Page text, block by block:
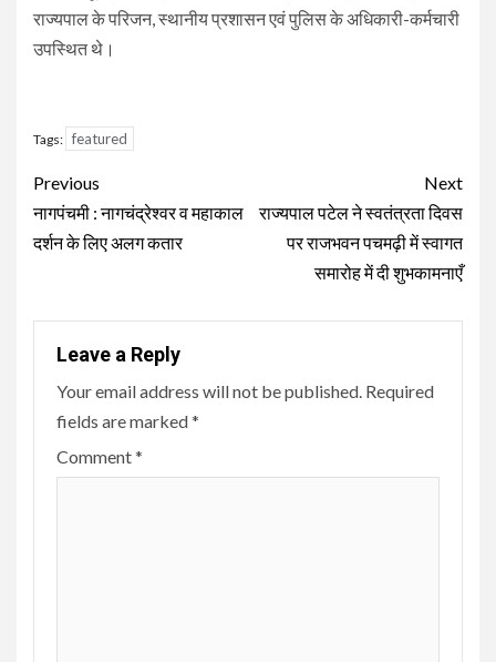
राज्यपाल के परिजन, स्थानीय प्रशासन एवं पुलिस के अधिकारी-कर्मचारी
उपस्थित थे।
Tags: featured
Continue
Reading
Previous
नागपंचमी : नागचंद्रेश्वर व महाकाल
दर्शन के लिए अलग कतार
Next
राज्यपाल पटेल ने स्वतंत्रता दिवस
पर राजभवन पचमढ़ी में स्वागत
समारोह में दी शुभकामनाएँ
Leave a Reply
Your email address will not be published. Required
fields are marked*
Comment*